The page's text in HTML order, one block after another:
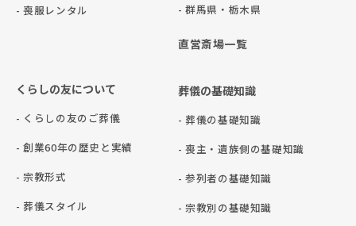
- 喪服レンタル
- 群⾺県・栃⽊県
直営斎場一覧
くらしの友について
- くらしの友のご葬儀
- 創業60年の歴史と実績
- 宗教形式
- 葬儀スタイル
葬儀の基礎知識
- 葬儀の基礎知識
- 喪主・遺族側の基礎知識
- 参列者の基礎知識
- 宗教別の基礎知識